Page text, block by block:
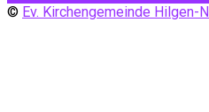
© Ev. Kirchengemeinde Hilgen-